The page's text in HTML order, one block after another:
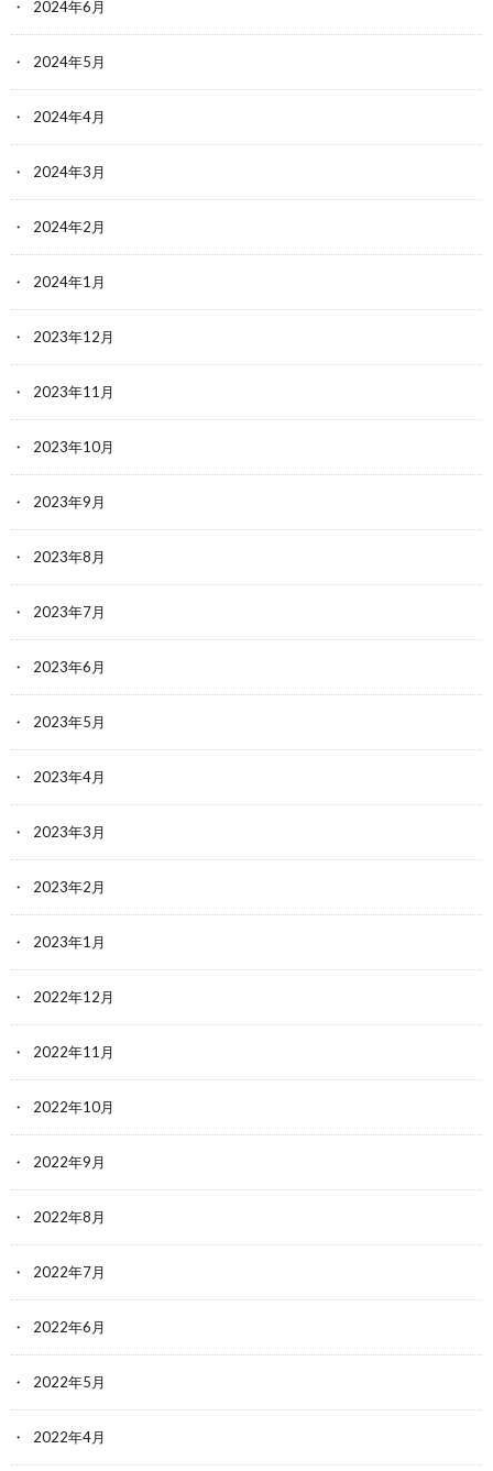
2024年6月
2024年5月
2024年4月
2024年3月
2024年2月
2024年1月
2023年12月
2023年11月
2023年10月
2023年9月
2023年8月
2023年7月
2023年6月
2023年5月
2023年4月
2023年3月
2023年2月
2023年1月
2022年12月
2022年11月
2022年10月
2022年9月
2022年8月
2022年7月
2022年6月
2022年5月
2022年4月